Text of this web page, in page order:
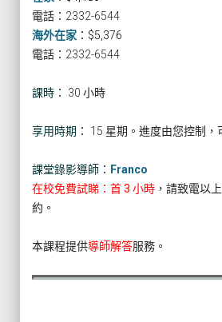
電話：2332-6544
海外在家 ： $5,376
電話：2332-6544
課時： 30 小時
享用時期： 15 星期。進度由您控制，
課堂錄影導師： Franco
在校免費試睇：首 3 小時 ，請致電以
約。
本課程提供導師解答服務。